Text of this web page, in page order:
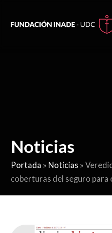
Noticias
Portada » Noticias »
coberturas del seguro